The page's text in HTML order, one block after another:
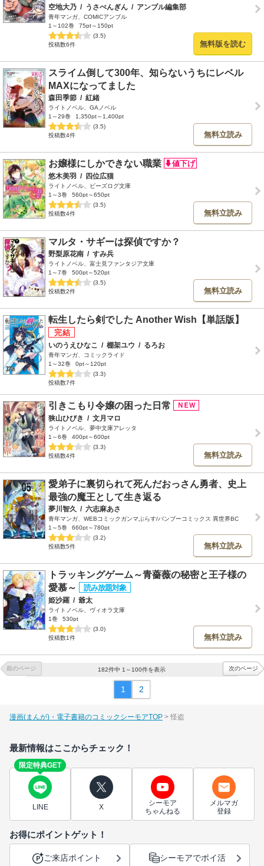
空地大乃 / うさぺんぎん / アンブル編集部
青年マンガ、COMICアンブル
1～102巻
75pt～150pt
(3.5)
投稿数6件
無料版を読む
スライム倒して300年、知らないうちにレベル
MAXになってました
森田季節 / 紅緒
ライトノベル、GAノベル
1～29巻
1,350pt～1,400pt
(3.5)
投稿数4件
無料立読み
お嬢様にしかできない職業
悠木美羽 / 四位広猫
ライトノベル、ビーズログ文庫
1～3巻
560pt～650pt
(3.5)
投稿数4件
無料立読み
マルタ・サギーは探偵ですか？
野梨原花南 / すみ兵
ライトノベル、富士見ファンタジア文庫
1～7巻
500pt～520pt
(3.5)
投稿数2件
無料立読み
転生したら剣でした Another Wish【単話版】
いのうえひなこ / 棚架ユウ / るろお
青年マンガ、コミックライド
1～32巻
0pt～120pt
(3.3)
投稿数7件
引きこもり令嬢の困った日常
狭山ひびき / 文月マロ
ライトノベル、夢中文庫アレッタ
1～6巻
400pt～600pt
(3.3)
投稿数4件
無料立読み
愛弟子に裏切られて死んだおっさん勇者、史上
最強の魔王として生き返る
夢川智久 / 六志麻あさ
青年マンガ、WEBコミックガンマぷらす/バンブーコミックス 異世界BC
1～5巻
660pt～780pt
(3.2)
投稿数5件
無料立読み
トラッキングゲーム～青薔薇の秘密と王子様の
愛慕～
姫沙羅 / 爺太
ライトノベル、ヴィオラ文庫
1巻
530pt
(3.0)
投稿数1件
無料立読み
前のページ 182件中 1～100件を表示 次のページ
1 2
漫画(まんが)・電子書籍のコミックシーモアTOP 怪盗
最新情報はここからチェック！
限定特典GET
LINE X
シーモア
ちゃんねる
メルマガ
登録
お得にポイントゲット！
ご来店ポイント シーモアでポイ活